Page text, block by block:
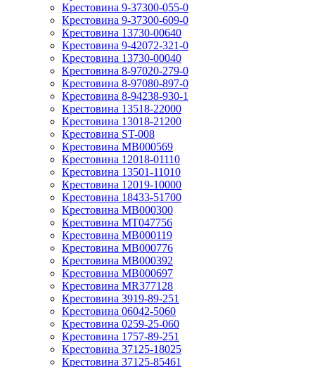
Крестовина 9-37300-055-0
Крестовина 9-37300-609-0
Крестовина 13730-00640
Крестовина 9-42072-321-0
Крестовина 13730-00040
Крестовина 8-97020-279-0
Крестовина 8-97080-897-0
Крестовина 8-94238-930-1
Крестовина 13518-22000
Крестовина 13018-21200
Крестовина ST-008
Крестовина MB000569
Крестовина 12018-01110
Крестовина 13501-11010
Крестовина 12019-10000
Крестовина 18433-51700
Крестовина MB000300
Крестовина MT047756
Крестовина MB000119
Крестовина MB000776
Крестовина MB000392
Крестовина MB000697
Крестовина MR377128
Крестовина 3919-89-251
Крестовина 06042-5060
Крестовина 0259-25-060
Крестовина 1757-89-251
Крестовина 37125-18025
Крестовина 37125-85461